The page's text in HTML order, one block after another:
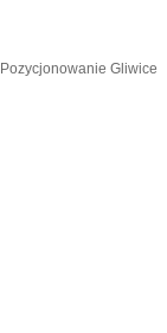
Pozycjonowanie Gliwice